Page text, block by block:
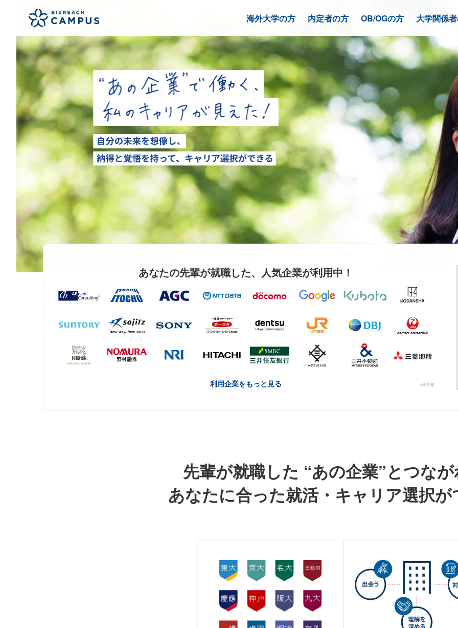
海外大学の方 内定者の方 OB/OGの方 大学関係
あなたの先輩が就職した、 人気企業が利用中！
利用企業をもっと見る ※50音順
先輩が就職した “あの企業”とつな
あなたに合った就活・キャリア選択